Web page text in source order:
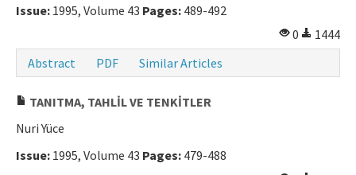
Issue: 1995, Volume 43 Pages: 489-492
0
1444
Abstract
PDF Similar Articles
TANITMA, TAHLİL VE TENKİTLER
Nuri Yüce
Issue: 1995, Volume 43 Pages: 479-488